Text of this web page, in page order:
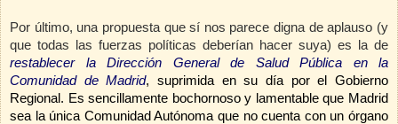
Por último, una propuesta que sí nos parece digna de aplauso (y
que todas las fuerzas políticas deberían hacer suya) es la de
restablecer la Dirección General de Salud Pública en la
Comunidad de Madrid, suprimida en su día por el Gobierno
Regional. Es sencillamente bochornoso y lamentable que Madrid
sea la única Comunidad Autónoma que no cuenta con un órgano